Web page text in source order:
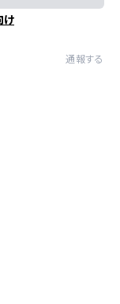
け
通報する